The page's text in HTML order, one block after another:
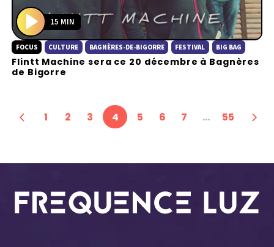
P
l
a
15 MIN
FOCUS CULTURE BAGNÈRES-DE-BIGORRE FESTIVAL BIG BAG
Flintt Machine sera ce 20 décembre à Bagnères
de Bigorre
1 2 3 4 5 6 7 … 55